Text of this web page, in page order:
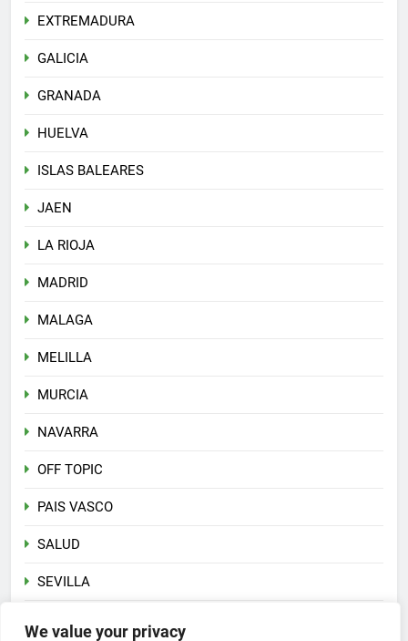
We value your privacy
EXTREMADURA
GALICIA
GRANADA
HUELVA
ISLAS BALEARES
JAEN
LA RIOJA
MADRID
MALAGA
MELILLA
MURCIA
NAVARRA
OFF TOPIC
PAIS VASCO
SALUD
SEVILLA